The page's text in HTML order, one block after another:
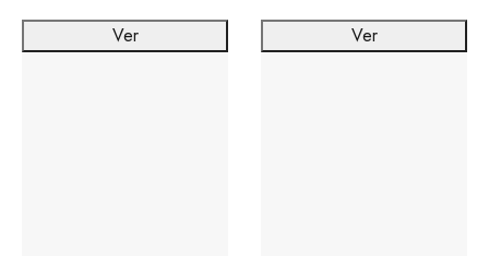
Ver Ver